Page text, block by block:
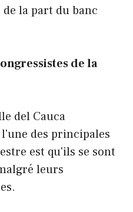
la part du banc
de la
del Cauca
des principales
est qu'ils se sont
leurs